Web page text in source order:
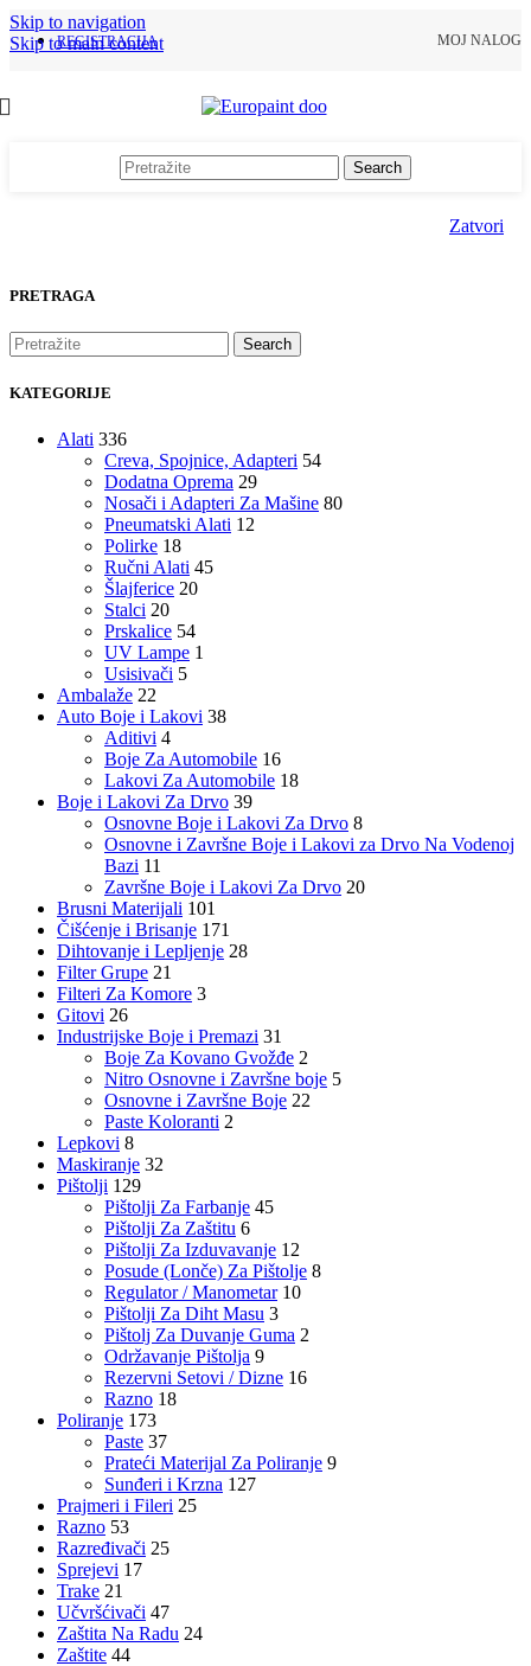
Skip to navigation
Skip to main content
REGISTRACIJA MOJ NALOG
Search
Zatvori
PRETRAGA
Search
KATEGORIJE
Alati 336
Creva, Spojnice, Adapteri 54
Dodatna Oprema 29
Nosači i Adapteri Za Mašine 80
Pneumatski Alati 12
Polirke 18
Ručni Alati 45
Šlajferice 20
Stalci 20
Prskalice 54
UV Lampe 1
Usisivači 5
Ambalaže 22
Auto Boje i Lakovi 38
Aditivi 4
Boje Za Automobile 16
Lakovi Za Automobile 18
Boje i Lakovi Za Drvo 39
Osnovne Boje i Lakovi Za Drvo 8
Osnovne i Završne Boje i Lakovi za Drvo Na Vodenoj
Bazi 11
Završne Boje i Lakovi Za Drvo 20
Brusni Materijali 101
Čišćenje i Brisanje 171
Dihtovanje i Lepljenje 28
Filter Grupe 21
Filteri Za Komore 3
Gitovi 26
Industrijske Boje i Premazi 31
Boje Za Kovano Gvožđe 2
Nitro Osnovne i Završne boje 5
Osnovne i Završne Boje 22
Paste Koloranti 2
Lepkovi 8
Maskiranje 32
Pištolji 129
Pištolji Za Farbanje 45
Pištolji Za Zaštitu 6
Pištolji Za Izduvavanje 12
Posude (Lonče) Za Pištolje 8
Regulator / Manometar 10
Pištolji Za Diht Masu 3
Pištolj Za Duvanje Guma 2
Održavanje Pištolja 9
Rezervni Setovi / Dizne 16
Razno 18
Poliranje 173
Paste 37
Prateći Materijal Za Poliranje 9
Sunđeri i Krzna 127
Prajmeri i Fileri 25
Razno 53
Razređivači 25
Sprejevi 17
Trake 21
Učvršćivači 47
Zaštita Na Radu 24
Zaštite 44